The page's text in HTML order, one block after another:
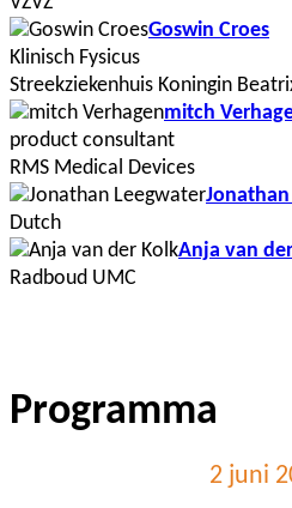
Goswin Croes
Klinisch Fysicus
Streekziekenhuis Koningin
mitch
product consultant
RMS Medical Devices
Dutch
Anja van
Radboud UMC
Programma
2 juni